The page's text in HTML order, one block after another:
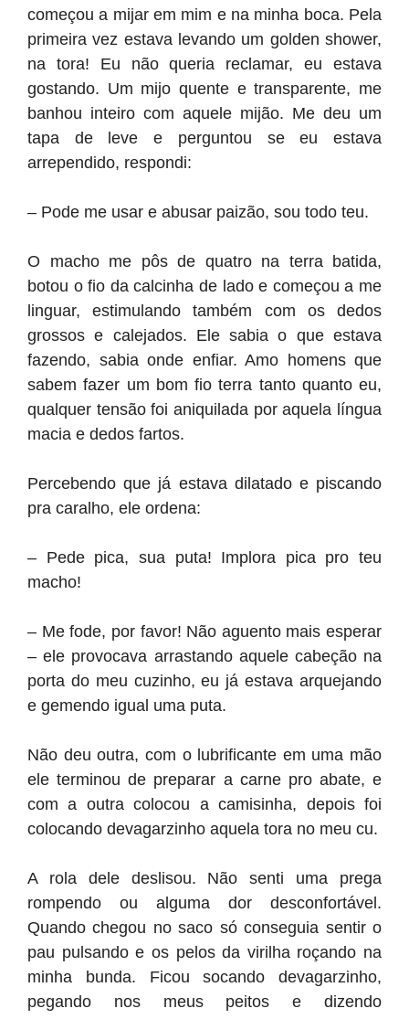
começou a mijar em mim e na minha boca. Pela
primeira vez estava levando um golden shower,
na tora! Eu não queria reclamar, eu estava
gostando. Um mijo quente e transparente, me
banhou inteiro com aquele mijão. Me deu um
tapa de leve e perguntou se eu estava
arrependido, respondi:
– Pode me usar e abusar paizão, sou todo teu.
O macho me pôs de quatro na terra batida,
botou o fio da calcinha de lado e começou a me
linguar, estimulando também com os dedos
grossos e calejados. Ele sabia o que estava
fazendo, sabia onde enfiar. Amo homens que
sabem fazer um bom fio terra tanto quanto eu,
qualquer tensão foi aniquilada por aquela língua
macia e dedos fartos.
Percebendo que já estava dilatado e piscando
pra caralho, ele ordena:
– Pede pica, sua puta! Implora pica pro teu
macho!
– Me fode, por favor! Não aguento mais esperar
– ele provocava arrastando aquele cabeção na
porta do meu cuzinho, eu já estava arquejando
e gemendo igual uma puta.
Não deu outra, com o lubrificante em uma mão
ele terminou de preparar a carne pro abate, e
com a outra colocou a camisinha, depois foi
colocando devagarzinho aquela tora no meu cu.
A rola dele deslisou. Não senti uma prega
rompendo ou alguma dor desconfortável.
Quando chegou no saco só conseguia sentir o
pau pulsando e os pelos da virilha roçando na
minha bunda. Ficou socando devagarzinho,
pegando nos meus peitos e dizendo